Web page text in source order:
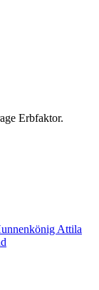
Erbfaktor.
Attila